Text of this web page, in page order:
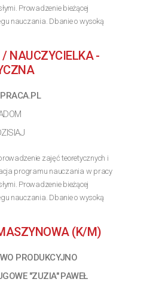
Prowadzenie bieżącej
nauczania. Dbanie o wysoką
oferty
NAUCZYCIELKA -
zajęć teoretycznych i
programu nauczania w pracy
Prowadzenie bieżącej
nauczania. Dbanie o wysoką
oferty (K/M)
PRODUKCYJNO
"ZUZIA" PAWEŁ